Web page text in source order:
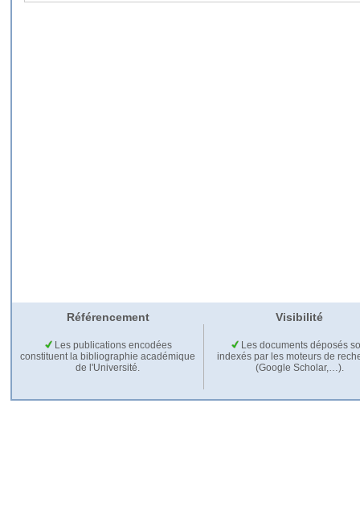
Référencement Visibilité
Les publications encodées
constituent la bibliographie académique
de l'Université.
Les documents déposés
indexés par les moteurs de
(Google Scholar,…).